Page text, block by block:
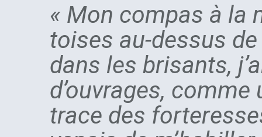
« Mon compas à la
toises au-dessus
dans les brisants,
d’ouvrages,
trace des